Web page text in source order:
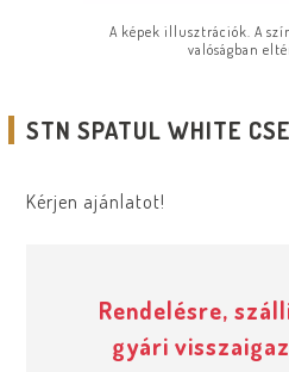
A képek illusztrációk. A
valóságban
STN SPATUL WHITE
Kérjen ajánlatot!
Rendelésre,
gyári